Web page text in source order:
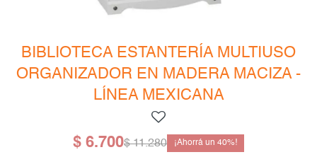
BIBLIOTECA ESTANTERÍA MULTIUSO
ORGANIZADOR EN MADERA MACIZA -
LÍNEA MEXICANA
$ 6.700$ 11.280 40
Bibliotecas
Gamer